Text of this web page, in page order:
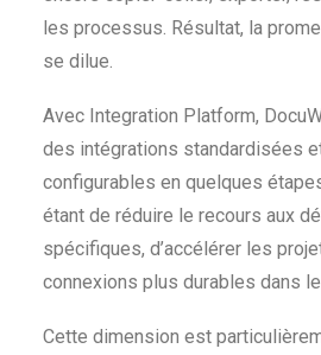
les processus. Résultat, la
se dilue.
Avec Integration Platform,
des intégrations standardisées
configurables en quelques
étant de réduire le recours aux
spécifiques, d’accélérer les
connexions plus durables dans
Cette dimension est